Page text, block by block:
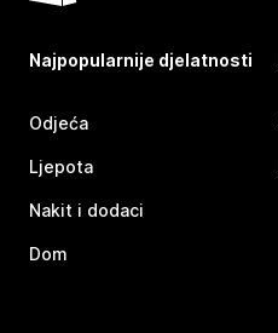
Najpopularnije djelatnosti
Odjeća
Ljepota
Nakit i dodaci
Dom